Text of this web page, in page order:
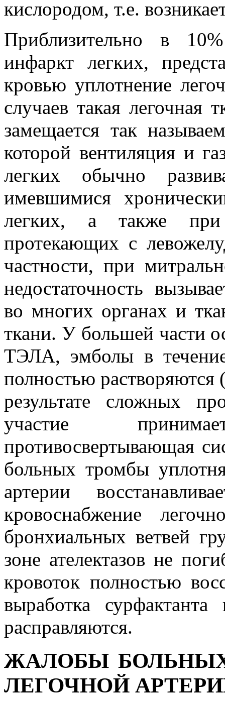
кислородом, т.е.
Приблизительно в
инфаркт легких,
кровью уплотнение
случаев такая легочная
замещается так
которой вентиляция и
легких обычно
имевшимися
легких, а также при
протекающих с
частности, при
недостаточность
во многих органах и
ткани. У большей части
ТЭЛА, эмболы в
полностью растворяются
результате сложных
участие
противосвертывающая
больных тромбы
артерии
кровоснабжение
бронхиальных ветвей
зоне ателектазов не
кровоток полностью
выработка
расправляются.
ЖАЛОБЫ
ЛЕГОЧНОЙ